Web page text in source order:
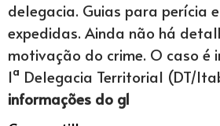
delegacia. Guias para perícia
expedidas. Ainda não há
motivação do crime. O caso é
1ª Delegacia Territorial (DT/
informações do g1